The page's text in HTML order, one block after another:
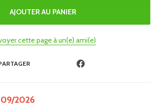
cette page à un(e) ami(e)
2026